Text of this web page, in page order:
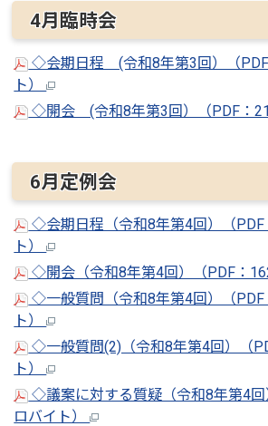
4月臨時会
◇会期日程 (令和8年第3回）（PDF
ト）
◇開会 (令和8年第3回）（PDF：
6月定例会
◇会期日程（令和8年第4回）（PDF
ト）
◇開会（令和8年第4回）（PDF：
◇一般質問（令和8年第4回）（PDF
ト）
◇一般質問(2)（令和8年第4回）（
ト）
◇議案に対する質疑（令和8年第4回
ロバイト）